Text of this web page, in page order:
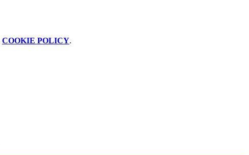
COOKIE POLICY.